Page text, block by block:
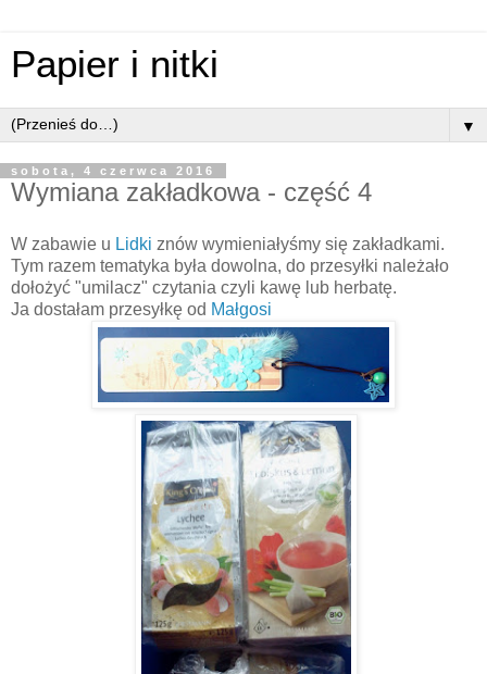
Papier i nitki
▼
sobota, 4 czerwca 2016
Wymiana zakładkowa - część 4
W zabawie u Lidki znów wymieniałyśmy się zakładkami.
Tym razem tematyka była dowolna, do przesyłki należało
dołożyć "umilacz" czytania czyli kawę lub herbatę.
Ja dostałam przesyłkę od Małgosi